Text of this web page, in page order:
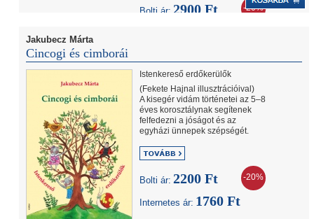
Bolti ár: 2900 Ft -20%
Jakubecz Márta
Cincogi és cimborái
Istenkereső erdőkerülők
(Fekete Hajnal illusztrációival)
A kisegér vidám történetei az 5–8
éves korosztálynak segítenek
felfedezni a jóságot és az
egyházi ünnepek szépségét.
Bolti ár: 2200 Ft -20%
Internetes ár: 1760 Ft